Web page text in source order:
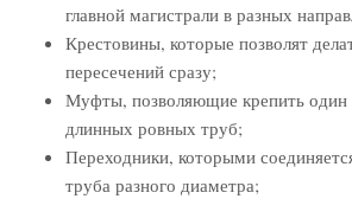
главной магистрали в разных
Крестовины, которые позволят
пересечений сразу;
Муфты, позволяющие крепить один
длинных ровных труб;
Переходники, которыми
труба разного диаметра;